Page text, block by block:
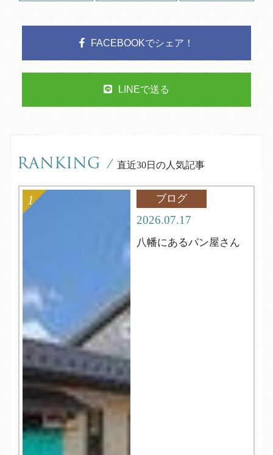
FACEBOOKでシェア！
LINEで送る
RANKING / 直近30日の人気記事
ブログ
2026.07.17
八幡にあるパン屋さん